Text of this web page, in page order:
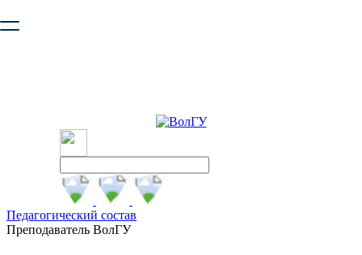
безопасную работу с сайтом. Пожалуйста
Педагогический состав
Преподаватель ВолГУ